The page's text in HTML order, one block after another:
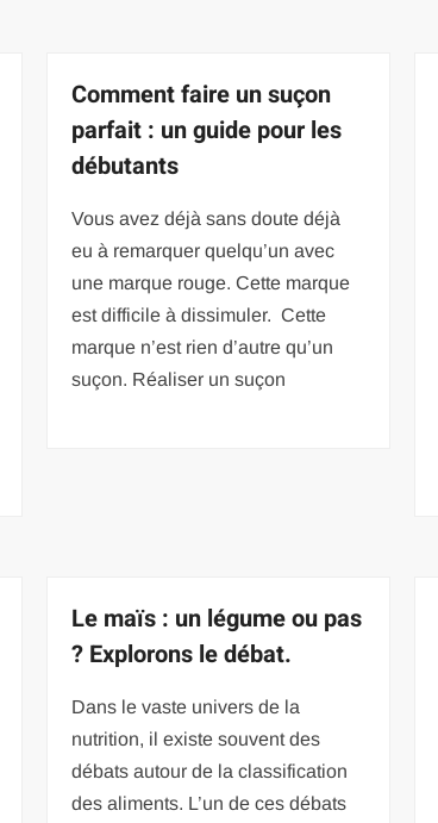
Comment faire un suçon
parfait : un guide pour les
débutants
Vous avez déjà sans doute déjà
eu à remarquer quelqu’un avec
une marque rouge. Cette marque
est difficile à dissimuler. Cette
marque n’est rien d’autre qu’un
suçon. Réaliser un suçon
Le maïs : un légume ou pas
? Explorons le débat.
Dans le vaste univers de la
nutrition, il existe souvent des
débats autour de la classification
des aliments. L’un de ces débats